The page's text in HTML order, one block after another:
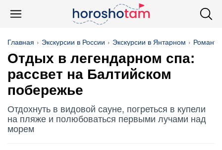
Главная Экскурсии в России Экскурсии в Янтарном
Отдых в легендарном спа:
рассвет на Балтийском
побережье
Отдохнуть в видовой сауне, погреться в купели
на пляже и полюбоваться первыми лучами над
морем